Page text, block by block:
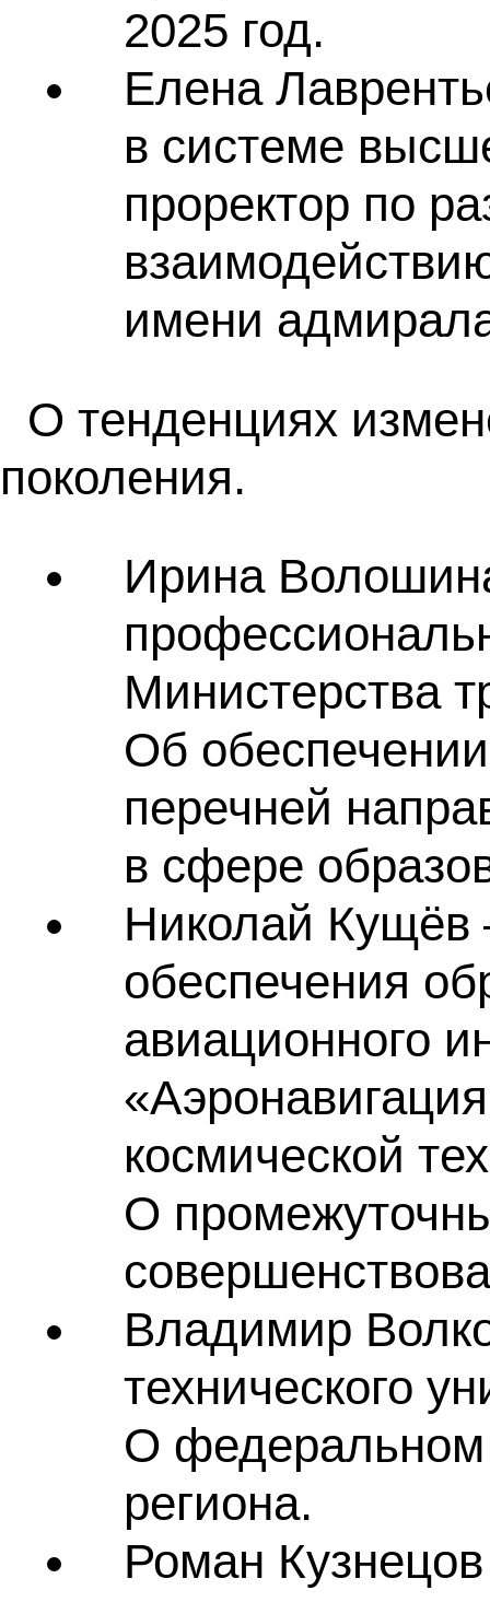
2025 год.
Елена
в системе
проректор по
имени
О тенденциях
поколения.
Ирина
Министерства
Об
перечней
в сфере
Николай Кущёв
обеспечения
авиационного
космической
О
Владимир
технического
О федеральном
региона.
Роман